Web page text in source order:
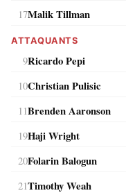
17Malik Tillman
ATTAQUANTS
9Ricardo Pepi
10Christian Pulisic
11Brenden Aaronson
19Haji Wright
20Folarin Balogun
21Timothy Weah